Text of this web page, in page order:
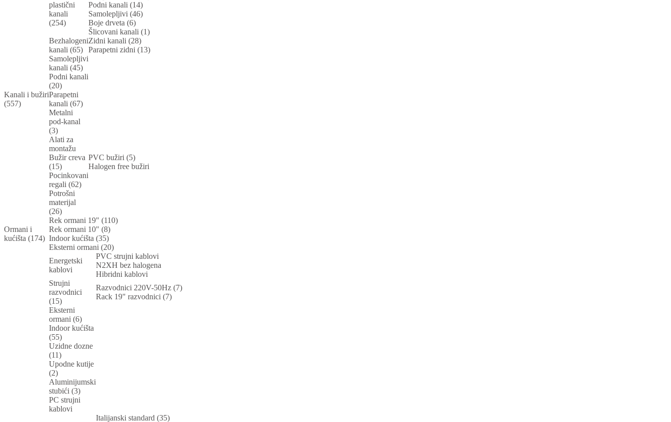
Kanali i bužiri
(557)
plastični
kanali
(254)
Podni kanali (14)
Samolepljivi (46)
Boje drveta (6)
Šlicovani kanali (1)
Bezhalogeni
kanali (65)
Zidni kanali (28)
Parapetni zidni (13)
Samolepljivi
kanali (45)
Podni kanali
(20)
Parapetni
kanali (67)
Metalni
pod-kanal
(3)
Alati za
montažu
Bužir creva
(15)
PVC bužiri (5)
Halogen free bužiri
Pocinkovani
regali (62)
Potrošni
materijal
(26)
Ormani i
kućišta (174)
Rek ormani 19" (110)
Rek ormani 10" (8)
Indoor kućišta (35)
Eksterni ormani (20)
Energetski
kablovi
PVC strujni kablovi
N2XH bez halogena
Hibridni kablovi
Strujni
razvodnici
(15)
Razvodnici 220V-50Hz (7)
Rack 19" razvodnici (7)
Eksterni
ormani (6)
Indoor kućišta
(55)
Uzidne dozne
(11)
Upodne kutije
(2)
Aluminijumski
stubići (3)
PC strujni
kablovi
Italijanski standard (35)